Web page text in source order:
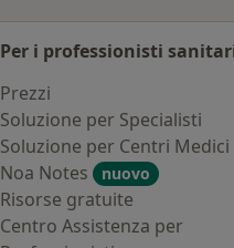
Per i professionisti
Prezzi
Soluzione per Specialisti
Soluzione per Centri Medici
Noa Notes
nuovo
Risorse gratuite
Centro Assistenza per